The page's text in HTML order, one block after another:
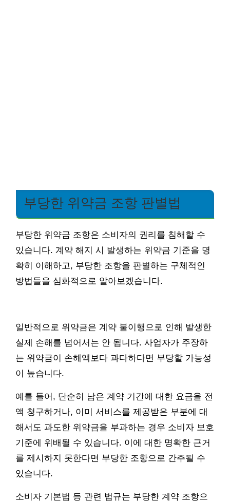
부당한 위약금 조항 판별법
부당한 위약금 조항은 소비자의 권리를 침해할 수
있습니다. 계약 해지 시 발생하는 위약금 기준을 명
확히 이해하고, 부당한 조항을 판별하는 구체적인
방법들을 심화적으로 알아보겠습니다.
일반적으로 위약금은 계약 불이행으로 인해 발생한
실제 손해를 넘어서는 안 됩니다. 사업자가 주장하
는 위약금이 손해액보다 과다하다면 부당할 가능성
이 높습니다.
예를 들어, 단순히 남은 계약 기간에 대한 요금을 전
액 청구하거나, 이미 서비스를 제공받은 부분에 대
해서도 과도한 위약금을 부과하는 경우 소비자 보호
기준에 위배될 수 있습니다. 이에 대한 명확한 근거
를 제시하지 못한다면 부당한 조항으로 간주될 수
있습니다.
소비자 기본법 등 관련 법규는 부당한 계약 조항으